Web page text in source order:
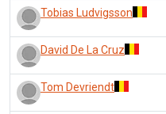
Tobias Ludvigsson
David De La Cruz
Tom Devriendt